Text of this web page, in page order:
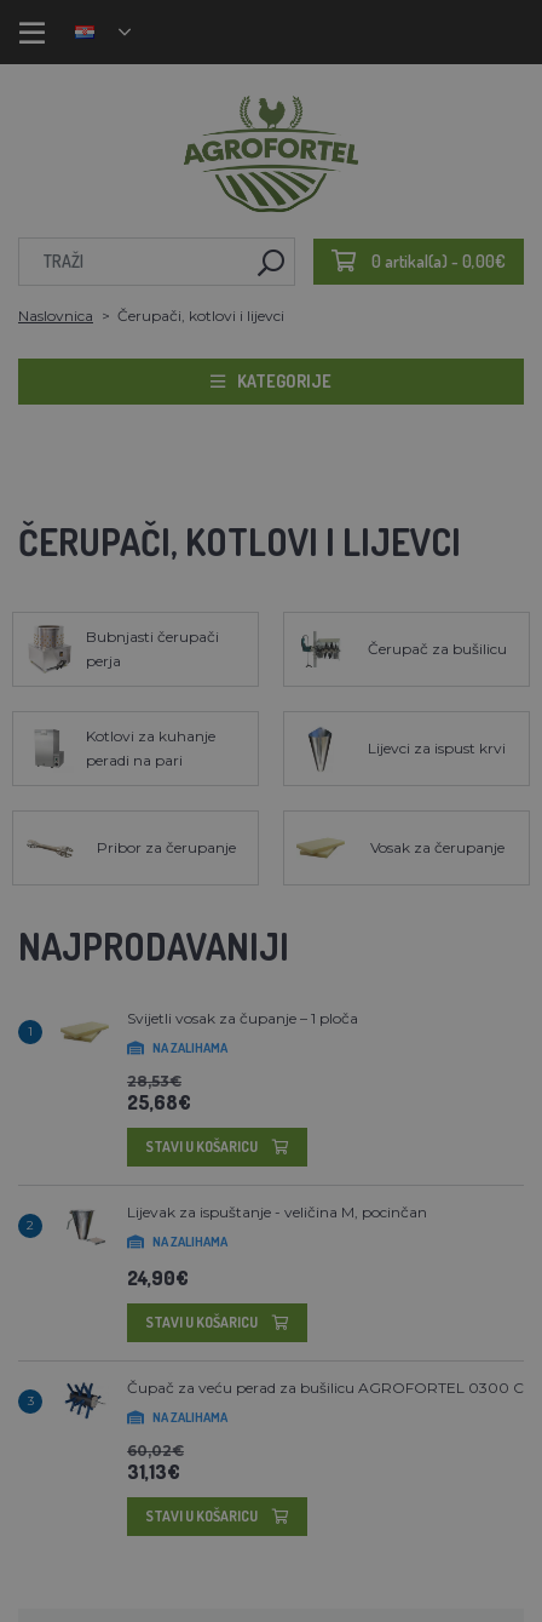
0 artikal(a) - 0,00€
Naslovnica Čerupači, kotlovi i lijevci
KATEGORIJE
ČERUPAČI, KOTLOVI I LIJEVCI
Bubnjasti čerupači
perja
Čerupač za bušilicu
Kotlovi za kuhanje
peradi na pari
Lijevci za ispust krvi
Pribor za čerupanje Vosak za čerupanje
NAJPRODAVANIJI
1
Svijetli vosak za čupanje – 1 ploča
NA ZALIHAMA
28,53€
25,68€
STAVI U KOŠARICU
2
Lijevak za ispuštanje - veličina M, pocinčan
NA ZALIHAMA
24,90€
STAVI U KOŠARICU
3
Čupač za veću perad za bušilicu AGROFORTEL 0300 C
NA ZALIHAMA
60,02€
31,13€
STAVI U KOŠARICU